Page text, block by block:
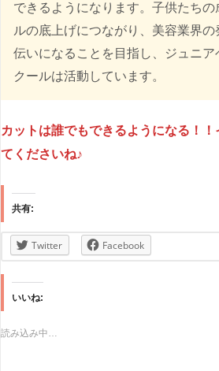
できるようになります。子供たち
ルの底上げにつながり、美容業界
伝いになることを目指し、ジュニア
クールは活動しています。
カットは誰でもできるようになる！
てくださいね♪
共有:
Twitter Facebook
いいね:
読み込み中…